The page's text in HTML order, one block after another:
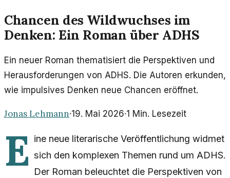
Chancen des Wildwuchses im
Denken: Ein Roman über ADHS
Ein neuer Roman thematisiert die Perspektiven und
Herausforderungen von ADHS. Die Autoren erkunden,
wie impulsives Denken neue Chancen eröffnet.
Jonas Lehmann·19. Mai 2026·1 Min. Lesezeit
E ine neue literarische Veröffentlichung widmet
sich den komplexen Themen rund um ADHS.
Der Roman beleuchtet die Perspektiven von